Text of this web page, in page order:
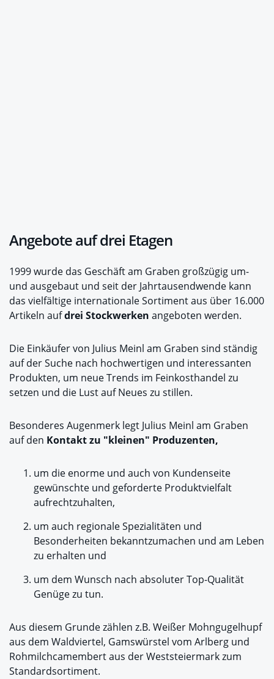
Angebote auf drei Etagen
1999 wurde das Geschäft am Graben großzügig um-
und ausgebaut und seit der Jahrtausendwende kann
das vielfältige internationale Sortiment aus über 16.000
Artikeln aufdrei Stockwerken angeboten werden.
Die Einkäufer von Julius Meinl am Graben sind ständig
auf der Suche nach hochwertigen und interessanten
Produkten, um neue Trends im Feinkosthandel zu
setzen und die Lust auf Neues zu stillen.
Besonderes Augenmerk legt Julius Meinl am Graben
auf den Kontakt zu "kleinen" Produzenten,
um die enorme und auch von Kundenseite
gewünschte und geforderte Produktvielfalt
aufrechtzuhalten,
um auch regionale Spezialitäten und
Besonderheiten bekanntzumachen und am Leben
zu erhalten und
um dem Wunsch nach absoluter Top-Qualität
Genüge zu tun.
Aus diesem Grunde zählen z.B. Weißer Mohngugelhupf
aus dem Waldviertel, Gamswürstel vom Arlberg und
Rohmilchcamembert aus der Weststeiermark zum
Standardsortiment.